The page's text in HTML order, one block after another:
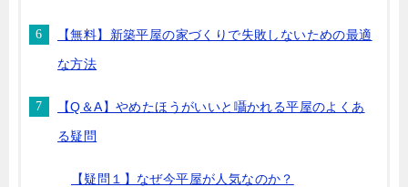
【無料】新築平屋の家づくりで失敗しないための最適
な方法
【Q＆A】やめたほうがいいと囁かれる平屋のよくあ
る疑問
【疑問１】なぜ今平屋が人気なのか？